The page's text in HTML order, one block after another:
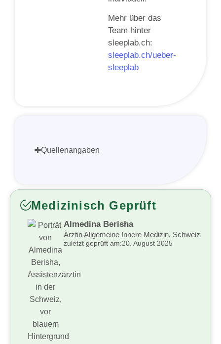
Mehr über das
Team hinter
sleeplab.ch:
sleeplab.ch/ueber-
sleeplab
Quellenangaben
Medizinisch Geprüft
Almedina Berisha
Ärztin Allgemeine Innere Medizin, Schweiz
zuletzt geprüft am:20. August 2025